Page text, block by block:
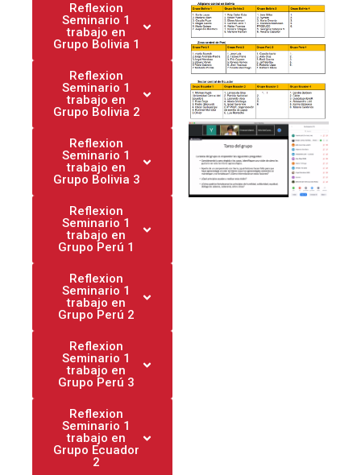
Reflexion
Seminario 1
trabajo en
Grupo Bolivia 1
Reflexion
Seminario 1
trabajo en
Grupo Bolivia 2
Reflexion
Seminario 1
trabajo en
Grupo Bolivia 3
Reflexion
Seminario 1
trabajo en
Grupo Perú 1
Reflexion
Seminario 1
trabajo en
Grupo Perú 2
Reflexion
Seminario 1
trabajo en
Grupo Perú 3
Reflexion
Seminario 1
trabajo en
Grupo Ecuador
2